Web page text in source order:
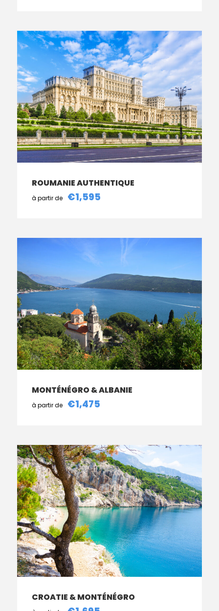
ROUMANIE AUTHENTIQUE
€1,595
MONTÉNÉGRO & ALBANIE
€1,475
CROATIE & MONTÉNÉGRO